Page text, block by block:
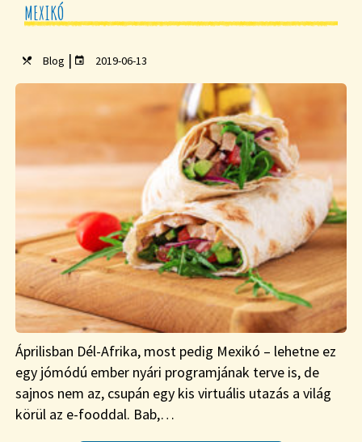
MEXIKÓ
Blog | 2019-06-13
Áprilisban Dél-Afrika, most pedig Mexikó – lehetne ez
egy jómódú ember nyári programjának terve is, de
sajnos nem az, csupán egy kis virtuális utazás a világ
körül az e-fooddal. Bab,…